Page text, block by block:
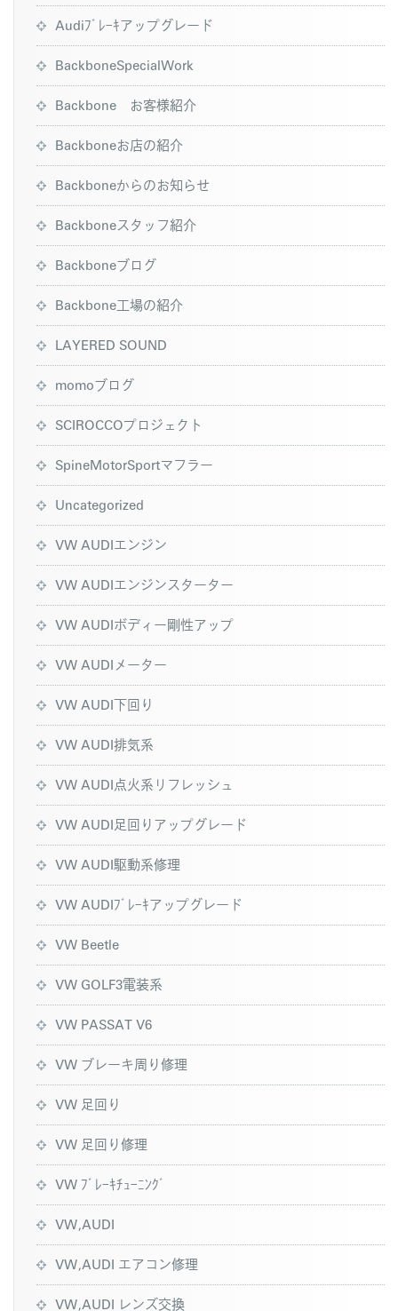
Audiﾌﾞﾚｰｷアップグレード
BackboneSpecialWork
Backbone お客様紹介
Backboneお店の紹介
Backboneからのお知らせ
Backboneスタッフ紹介
Backboneブログ
Backbone工場の紹介
LAYERED SOUND
momoブログ
SCIROCCOプロジェクト
SpineMotorSportマフラー
Uncategorized
VW AUDIエンジン
VW AUDIエンジンスターター
VW AUDIボディー剛性アップ
VW AUDIメーター
VW AUDI下回り
VW AUDI排気系
VW AUDI点火系リフレッシュ
VW AUDI足回りアップグレード
VW AUDI駆動系修理
VW AUDIﾌﾞﾚｰｷアップグレード
VW Beetle
VW GOLF3電装系
VW PASSAT V6
VW ブレーキ周り修理
VW 足回り
VW 足回り修理
VW ﾌﾞﾚｰｷﾁｭｰﾆﾝｸﾞ
VW,AUDI
VW,AUDI エアコン修理
VW,AUDI レンズ交換